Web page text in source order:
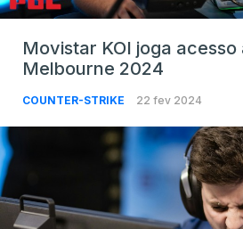
Movistar KOI joga acesso
Melbourne 2024
COUNTER-STRIKE 22 fev 2024